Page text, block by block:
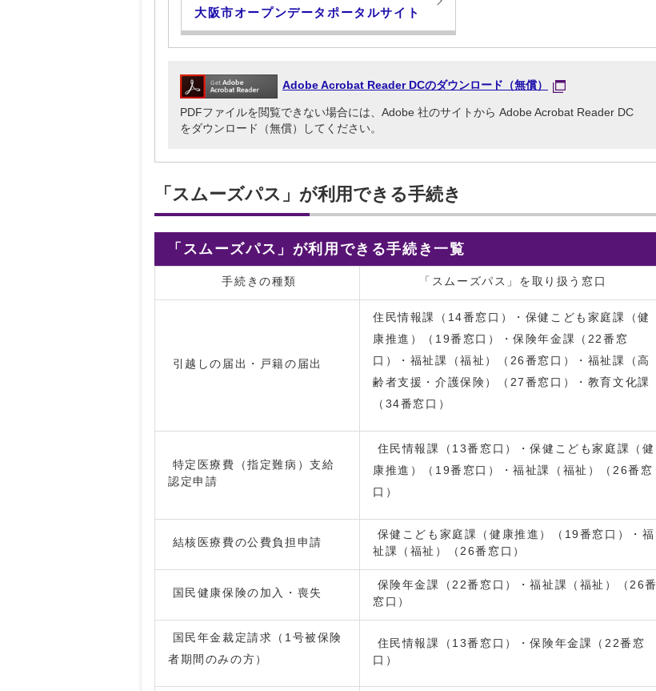
大阪市オープンデータポータルサイト
Adobe Acrobat Reader DCのダウンロード（無償）
PDFファイルを閲覧できない場合には、Adobe 社のサイトから Adobe Acrobat Reader DC
をダウンロード（無償）してください。
「スムーズパス」が利用できる手続き
「スムーズパス」が利用できる手続き一覧
手続きの種類 「スムーズパス」を取り扱う窓口
引越しの届出・戸籍の届出
住民情報課（14番窓口）・保健こども家庭課（健
康推進）（19番窓口）・保険年金課（22番窓
口）・福祉課（福祉）（26番窓口）・福祉課（高
齢者支援・介護保険）（27番窓口）・教育文化課
（34番窓口）
特定医療費（指定難病）支給
認定申請
住民情報課（13番窓口）・保健こども家庭課（健
康推進）（19番窓口）・福祉課（福祉）（26番窓
口）
結核医療費の公費負担申請
保健こども家庭課（健康推進）（19番窓口）・福
祉課（福祉）（26番窓口）
国民健康保険の加入・喪失
保険年金課（22番窓口）・福祉課（福祉）（26番
窓口）
国民年金裁定請求（1号被保険
者期間のみの方）
住民情報課（13番窓口）・保険年金課（22番窓
口）